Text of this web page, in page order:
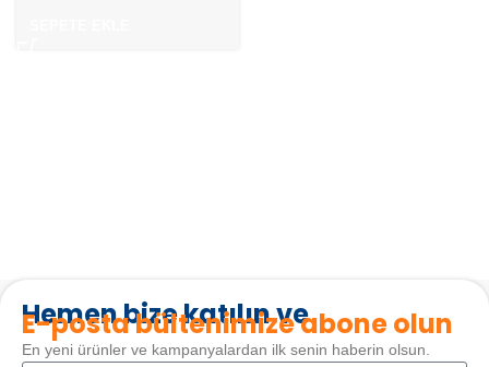
Hemen bize katılın ve
E-posta bültenimize abone olun
En yeni ürünler ve kampanyalardan ilk senin haberin olsun.